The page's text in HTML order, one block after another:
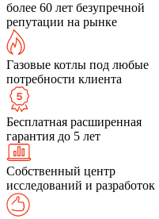
более 60 лет безупречной
репутации на рынке
Газовые котлы под любые
потребности клиента
Бесплатная расширенная
гарантия до 5 лет
Собственный центр
исследований и разработок